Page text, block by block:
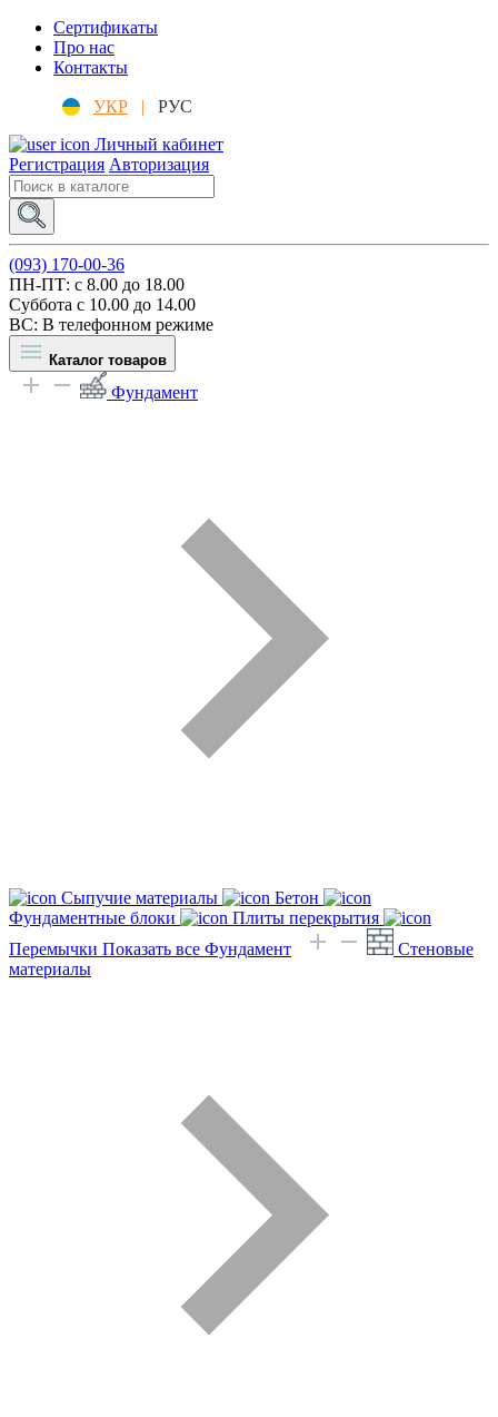
Сертификаты
Про нас
Контакты
УКР |
РУС
Личный кабинет
Регистрация Авторизация
(093) 170-00-36
ПН-ПТ: c 8.00 до 18.00
Суббота с 10.00 до 14.00
ВС: В телефонном режиме
Каталог товаров
Фундамент
Сыпучие материалы
Бетон
Фундаментные блоки
Плиты перекрытия
Перемычки Показать все Фундамент
Стеновые
материалы